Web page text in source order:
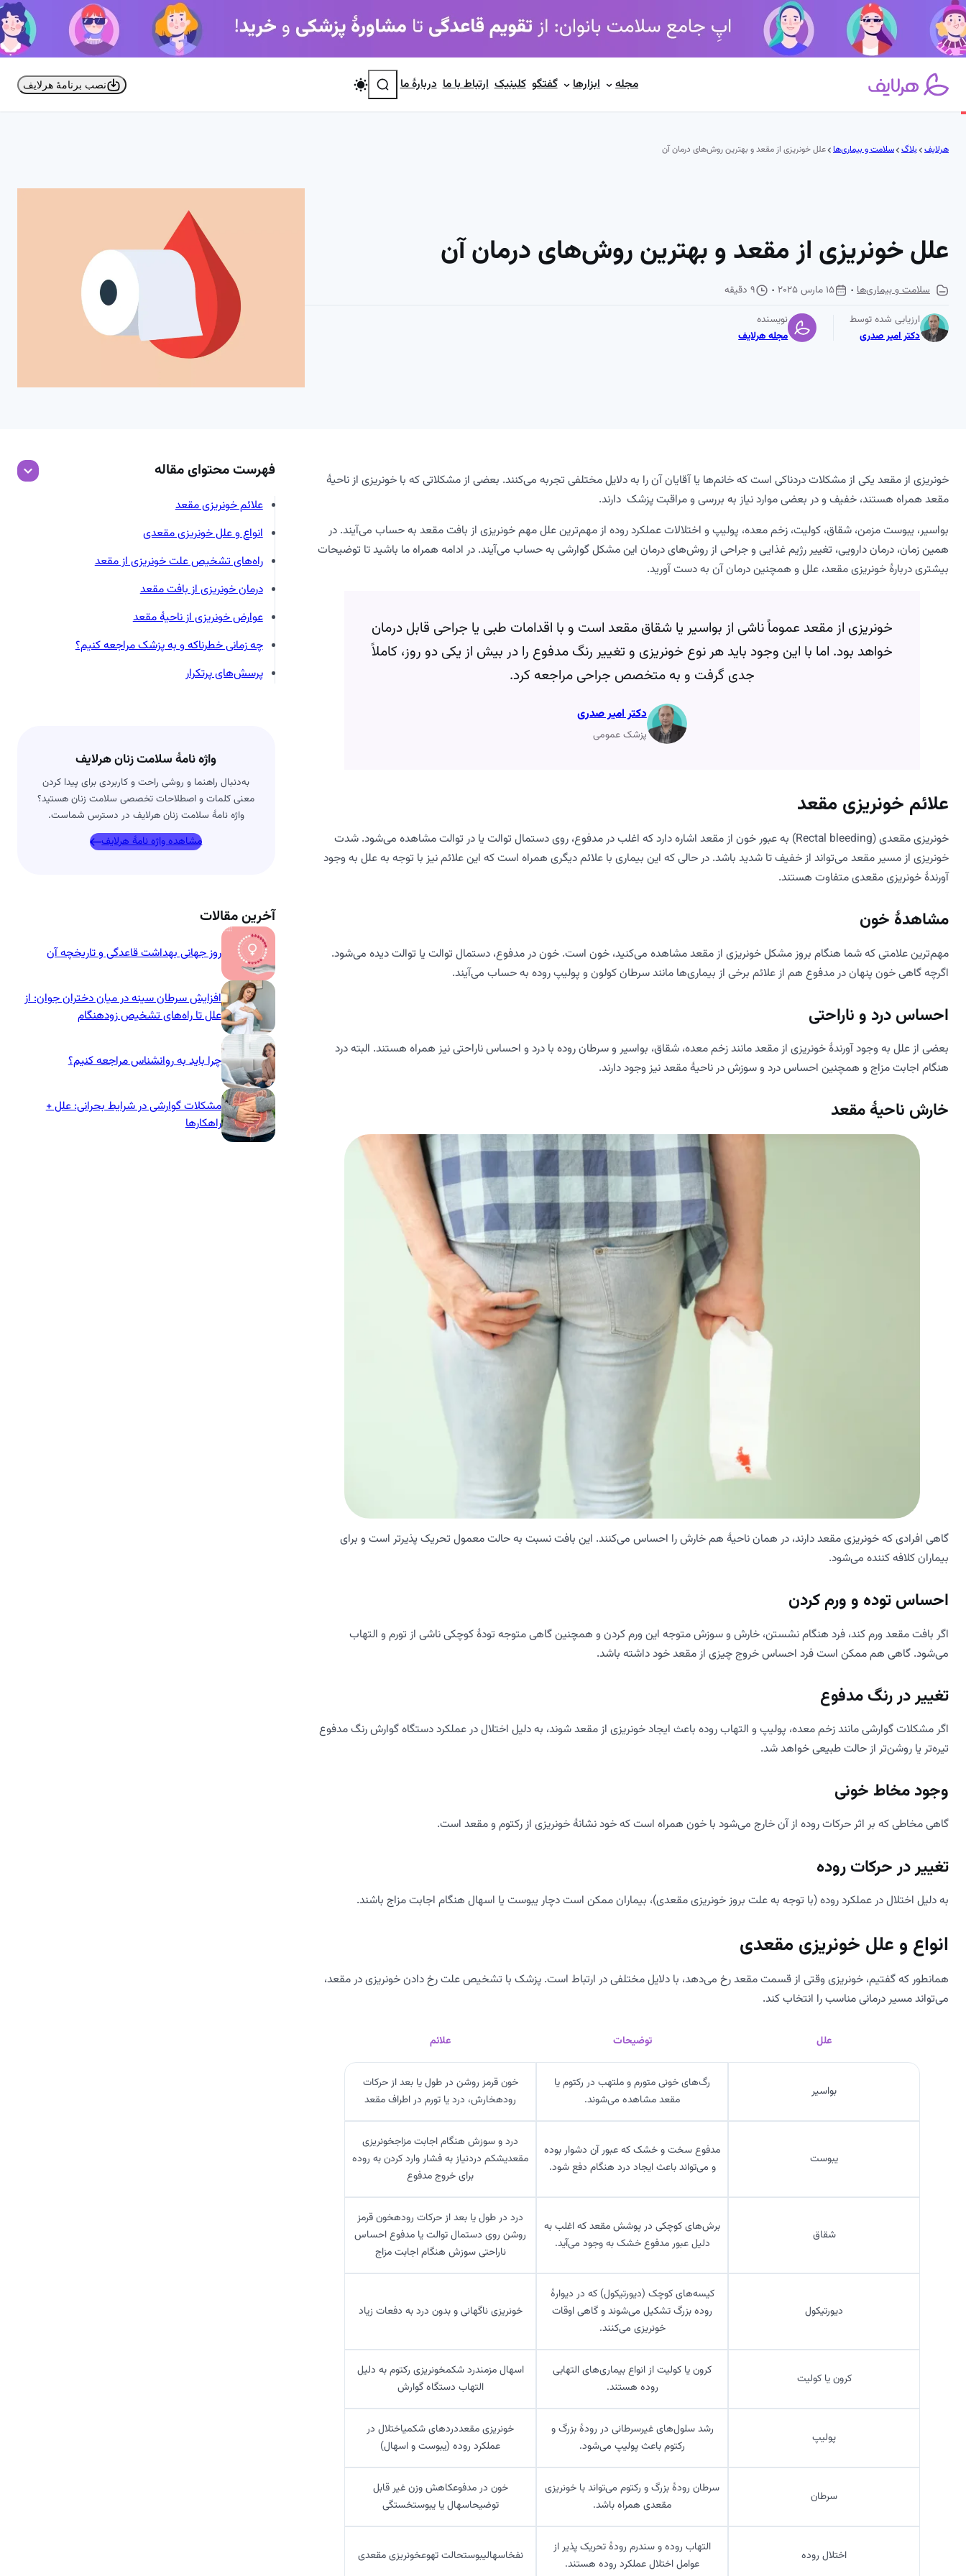
رفتن
به
محتوا
مجله ابزارها گفتگو کلینیک ارتباط با ما دربارۀ ما جستجو نصب برنامۀ هرلایف
هرلایف بلاگ سلامت و بیماری‌ها علل خونریزی از مقعد و بهترین روش‌های درمان آن
علل خونریزی از مقعد و بهترین روش‌های درمان آن
سلامت و بیماری‌ها 15 مارس 2025
9 دقیقه
ارزیابی شده توسط
دکتر امیر صدری
نویسنده
مجله هرلایف
خونریزی از مقعد یکی از مشکلات دردناکی است که خانم‌ها یا آقایان آن را به دلایل مختلفی تجربه می‌کنند. بعضی از مشکلاتی که با خونریزی از ناحیۀ
مقعد همراه هستند، خفیف و در بعضی موارد نیاز به بررسی و مراقبت پزشک دارند.
بواسیر، یبوست مزمن، شقاق، کولیت، زخم معده، پولیپ و اختلالات عملکرد روده از مهم‌ترین علل مهم خونریزی از بافت مقعد به حساب می‌آیند. در
همین زمان، درمان دارویی، تغییر رژیم غذایی و جراحی از روش‌های درمان این مشکل گوارشی به حساب می‌آیند. در ادامه همراه ما باشید تا توضیحات
بیشتری دربارۀ خونریزی مقعد، علل و همچنین درمان آن به دست آورید.
خونریزی از مقعد عموماً ناشی از بواسیر یا شقاق مقعد است و با اقدامات طبی یا جراحی قابل درمان
خواهد بود. اما با این وجود باید هر نوع خونریزی و تغییر رنگ مدفوع را در بیش از یکی دو روز، کاملاً
جدی گرفت و به متخصص جراحی مراجعه کرد.
دکتر امیر صدری
پزشک عمومی
علائم خونریزی مقعد
خونریزی مقعدی (Rectal bleeding) به عبور خون از مقعد اشاره دارد که اغلب در مدفوع، روی دستمال توالت یا در توالت مشاهده می‌شود. شدت
خونریزی از مسیر مقعد می‌تواند از خفیف تا شدید باشد. در حالی که این بیماری با علائم دیگری همراه است که این علائم نیز با توجه به علل به وجود
آورندۀ خونریزی مقعدی متفاوت هستند.
مشاهدۀ خون
مهم‌ترین علامتی که شما هنگام بروز مشکل خونریزی از مقعد مشاهده می‌کنید، خون است. خون در مدفوع، دستمال توالت یا توالت دیده می‌شود.
اگرچه گاهی خون پنهان در مدفوع هم از علائم برخی از بیماری‌ها مانند سرطان کولون و پولیپ روده به حساب می‌آیند.
احساس درد و ناراحتی
بعضی از علل به وجود آورندۀ خونریزی از مقعد مانند زخم معده، شقاق، بواسیر و سرطان روده با درد و احساس ناراحتی نیز همراه هستند. البته درد
هنگام اجابت مزاج و همچنین احساس درد و سوزش در ناحیۀ مقعد نیز وجود دارند.
خارش ناحیۀ مقعد
گاهی افرادی که خونریزی مقعد دارند، در همان ناحیۀ هم خارش را احساس می‌کنند. این بافت نسبت به حالت معمول تحریک پذیرتر است و برای
بیماران کلافه کننده می‌شود.
احساس توده و ورم کردن
اگر بافت مقعد ورم کند، فرد هنگام نشستن، خارش و سوزش متوجه این ورم کردن و همچنین گاهی متوجه تودۀ کوچکی ناشی از تورم و التهاب
می‌شود. گاهی هم ممکن است فرد احساس خروج چیزی از مقعد خود داشته باشد.
تغییر در رنگ مدفوع
اگر مشکلات گوارشی مانند زخم معده، پولیپ و التهاب روده باعث ایجاد خونریزی از مقعد شوند، به دلیل اختلال در عملکرد دستگاه گوارش رنگ مدفوع
تیره‌تر یا روشن‌تر از حالت طبیعی خواهد شد.
وجود مخاط خونی
گاهی مخاطی که بر اثر حرکات روده از آن خارج می‌شود با خون همراه است که خود نشانۀ خونریزی از رکتوم و مقعد است.
تغییر در حرکات روده
به دلیل اختلال در عملکرد روده (با توجه به علت بروز خونریزی مقعدی)، بیماران ممکن است دچار یبوست یا اسهال هنگام اجابت مزاج باشند.
انواع و علل خونریزی مقعدی
همانطور که گفتیم، خونریزی وقتی از قسمت مقعد رخ می‌دهد، با دلایل مختلفی در ارتباط است. پزشک با تشخیص علت رخ دادن خونریزی در مقعد،
می‌تواند مسیر درمانی مناسب را انتخاب کند.
علل توضیحات علائم
بواسیر
رگ‌های خونی متورم و ملتهب در رکتوم یا
مقعد مشاهده می‌شوند.
خون قرمز روشن در طول یا بعد از حرکات
رودهخارش، درد یا تورم در اطراف مقعد
یبوست
مدفوع سخت و خشک که عبور آن دشوار بوده
و می‌تواند باعث ایجاد درد هنگام دفع شود.
درد و سوزش هنگام اجابت مزاجخونریزی
مقعدیشکم دردنیاز به فشار وارد کردن به روده
برای خروج مدفوع
شقاق
برش‌های کوچکی در پوشش مقعد که اغلب به
دلیل عبور مدفوع خشک به وجود می‌آید.
درد در طول یا بعد از حرکات رودهخون قرمز
روشن روی دستمال توالت یا مدفوع احساس
ناراحتی سوزش هنگام اجابت مزاج
دیورتیکول
کیسه‌های کوچک (دیورتیکول) که در دیوارۀ
روده بزرگ تشکیل می‌شوند و گاهی اوقات
خونریزی می‌کنند.
خونریزی ناگهانی و بدون درد به دفعات زیاد
کرون یا کولیت
کرون یا کولیت از انواع بیماری‌های التهابی
روده هستند.
اسهال مزمندرد شکمخونریزی رکتوم به دلیل
التهاب دستگاه گوارش
پولیپ
رشد سلول‌های غیرسرطانی در رودۀ بزرگ و
رکتوم باعث پولیپ می‌شود.
خونریزی مقعددردهای شکمیاختلال در
عملکرد روده (یبوست و اسهال)
سرطان
سرطان رودۀ بزرگ و رکتوم می‌تواند با خونریزی
مقعدی همراه باشد.
خون در مدفوعکاهش وزن غیر قابل
توضیحاسهال یا یبوستخستگی
اختلال روده
التهاب روده و سندرم رودۀ تحریک پذیر از
عوامل اختلال عملکرد روده هستند.
نفخاسهالیبوستحالت تهوعخونریزی مقعدی
فهرست محتوای مقاله
علائم خونریزی مقعد
انواع و علل خونریزی مقعدی
راه‌های تشخیص علت خونریزی از مقعد
درمان خونریزی از بافت مقعد
عوارض خونریزی از ناحیۀ مقعد
چه زمانی خطرناکه و به پزشک مراجعه کنیم؟
پرسش‌های پرتکرار
واژه نامۀ سلامت زنان هرلایف
به‌دنبال راهنما و روشی راحت و کاربردی برای پیدا کردن
معنی کلمات و اصطلاحات تخصصی سلامت زنان هستید؟
واژه نامۀ سلامت زنان هرلایف در دسترس شماست.
مشاهده واژه نامۀ هرلایف
آخرین مقالات
روز جهانی بهداشت قاعدگی و تاریخچه آن
افزایش سرطان سینه در میان دختران جوان: از
علل تا راه‌های تشخیص زودهنگام
چرا باید به روانشناس مراجعه کنیم؟
مشکلات گوارشی در شرایط بحرانی: علل +
راهکارها